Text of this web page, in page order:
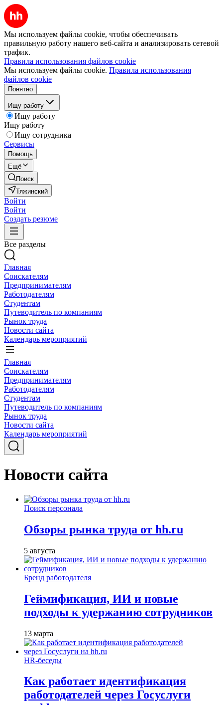
Мы используем файлы cookie, чтобы обеспечивать
правильную работу нашего веб-сайта и анализировать сетевой
трафик.
Правила использования файлов cookie
Мы используем файлы cookie. Правила использования
файлов cookie
Понятно
Ищу работу
Ищу работу
Ищу работу
Ищу сотрудника
Сервисы
Помощь
Ещё
Поиск
Тяжинский
Войти
Войти
Создать резюме
Все разделы
Главная
Соискателям
Предпринимателям
Работодателям
Студентам
Путеводитель по компаниям
Рынок труда
Новости сайта
Календарь мероприятий
Главная
Соискателям
Предпринимателям
Работодателям
Студентам
Путеводитель по компаниям
Рынок труда
Новости сайта
Календарь мероприятий
Новости сайта
Поиск персонала
Обзоры рынка труда от hh.ru
5 августа
Бренд работодателя
Геймификация, ИИ и новые
подходы к удержанию сотрудников
13 марта
HR-беседы
Как работает идентификация
работодателей через Госуслуги